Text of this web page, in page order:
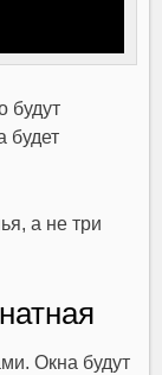
будут
будет
а не три
Окна будут